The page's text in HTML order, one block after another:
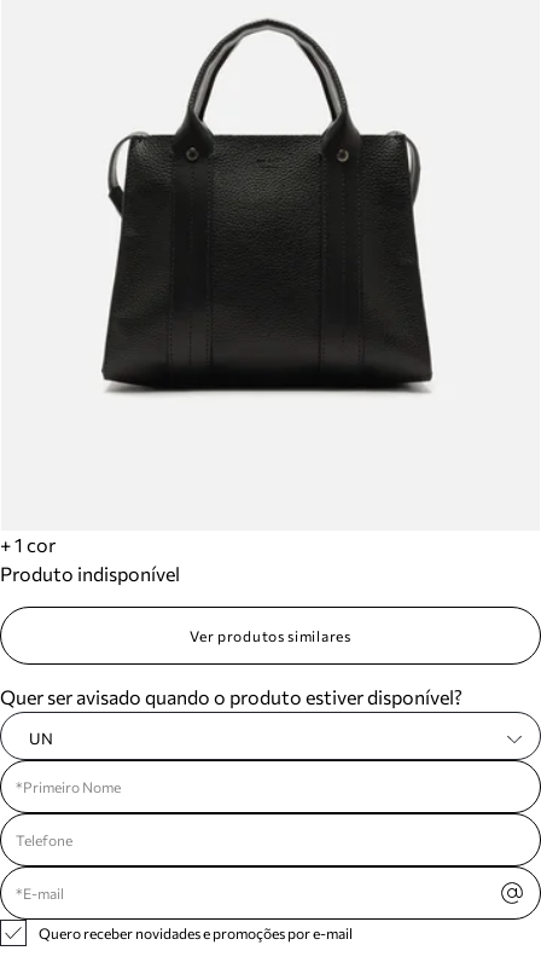
+ 1 cor
Produto indisponível
Ver produtos similares
Quer ser avisado quando o produto estiver disponível?
UN
Quero receber novidades e promoções por e-mail